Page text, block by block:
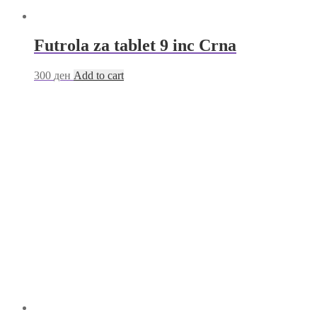
Futrola za tablet 9 inc Crna
300 ден Add to cart